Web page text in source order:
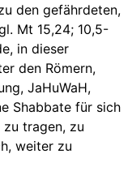
den gefährdeten,
Mt 15,24; 10,5-
in dieser
den Römern,
JaHuWaH,
Shabbate für sich
tragen, zu
weiter zu